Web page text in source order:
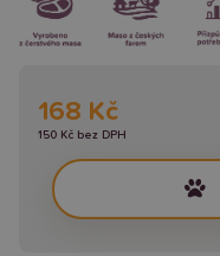
168 Kč
150 Kč bez DPH